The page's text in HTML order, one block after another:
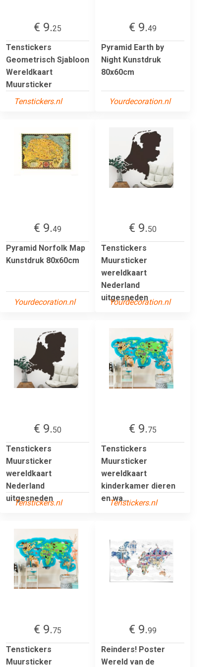
€ 9.25
Tenstickers
Geometrisch Sjabloon
Wereldkaart
Muursticker
Tenstickers.nl
€ 9.49
Pyramid Earth by
Night Kunstdruk
80x60cm
Yourdecoration.nl
€ 9.49
Pyramid Norfolk Map
Kunstdruk 80x60cm
Yourdecoration.nl
€ 9.50
Tenstickers
Muursticker
wereldkaart
Nederland
uitgesneden
Yourdecoration.nl
€ 9.50
Tenstickers
Muursticker
wereldkaart
Nederland
uitgesneden
Tenstickers.nl
€ 9.75
Tenstickers
Muursticker
wereldkaart
kinderkamer dieren
en wa...
Tenstickers.nl
€ 9.75
Tenstickers
Muursticker
€ 9.99
Reinders! Poster
Wereld van de